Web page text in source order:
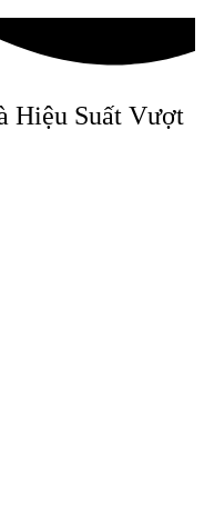
Hiệu Suất Vượt